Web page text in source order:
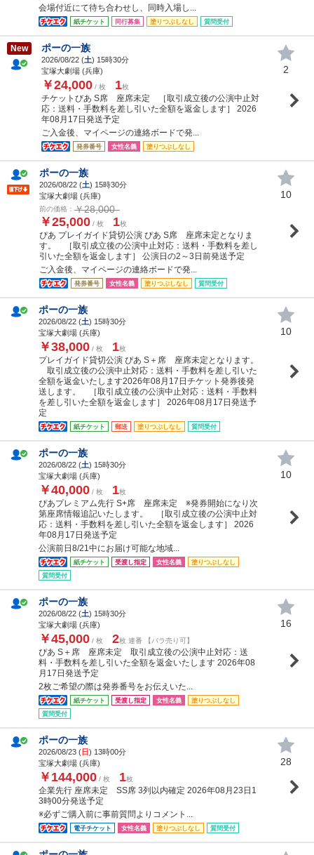
会場付近にて待ち合わせし、同時入場し...
紙チケット 同行募集 塗りつぶしなし 質問受付
New ポーの一族
2026/08/22 (土) 15時30分
宝塚大劇場 (兵庫)
￥24,000 / 枚 1枚
チケットびあ S席 座席未定 ［取引成立後の公演中止対
応：送料・手数料を差し引いた全額を返金します］ 2026
年08月17日発送予定
ご入金後、マイページの連絡ボードで発...
発券番号 女性名義 塗りつぶしなし
2
ポーの一族
2026/08/22 (土) 15時30分
宝塚大劇場 (兵庫)
前の価格： ￥28,000
￥25,000 / 枚 1枚
ぴあ プレイガイド貸切公演 ぴあ S席 座席未定となりま
す。 ［取引成立後の公演中止対応：送料・手数料を差し
引いた全額を返金します］ 公演日の2～3日前発送予定
ご入金後、マイページの連絡ボードで発...
発券番号 女性名義 塗りつぶしなし 質問受付
10
ポーの一族
2026/08/22 (土) 15時30分
宝塚大劇場 (兵庫)
￥38,000 / 枚 1枚
プレイガイド貸切公演 ぴあ S＋席 座席未定となります。
取引成立後の公演中止対応：送料・手数料を差し引いた
全額を返金いたします2026年08月17日チケット発券後発
送します。 ［取引成立後の公演中止対応：送料・手数料
を差し引いた全額を返金します］ 2026年08月17日発送予
定
紙チケット 郵送 塗りつぶしなし 質問受付
10
ポーの一族
2026/08/22 (土) 15時30分
宝塚大劇場 (兵庫)
￥40,000 / 枚 1枚
ぴあプレミアム先行 S+席 座席未定 ※発券開始になり次
第座席情報追記いたします。 ［取引成立後の公演中止対
応：送料・手数料を差し引いた全額を返金します］ 2026
年08月17日発送予定
公演前日8/21中にお届け可能な地域...
紙チケット 受渡し指定 女性名義
塗りつぶしなし
質問受付
10
ポーの一族
2026/08/22 (土) 15時30分
宝塚大劇場 (兵庫)
￥45,000 / 枚 2枚 連番 【バラ売り可】
ぴあ S＋席 座席未定 取引成立後の公演中止対応：送
料・手数料を差し引いた全額を返金いたします 2026年08
月17日発送予定
2枚ご希望の際は発券番号をお伝えいた...
紙チケット 受渡し指定 女性名義
塗りつぶしなし
質問受付
16
ポーの一族
2026/08/23 (日) 13時00分
宝塚大劇場 (兵庫)
￥144,000 / 枚 1枚
企業先行 座席未定 SS席 3列以内確定 2026年08月23日1
3時00分発送予定
※必ずご購入前に事前質問よりコメント...
電子チケット 女性名義 塗りつぶしなし 質問受付
28